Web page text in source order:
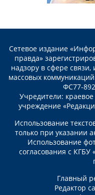
Сетевое издание
правда»
надзору в сфере
массовых
ФС77-
Учредители:
учреждение
Использование
только при указании
Использование
согласования с КГБУ
Главный
Редактор